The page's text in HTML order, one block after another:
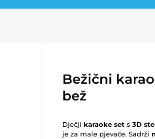
Bežični
bež
Dječji karaoke set s 3D
je za male pjevače. Sadrži